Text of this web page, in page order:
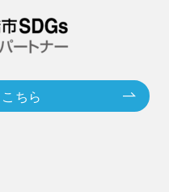
ちら